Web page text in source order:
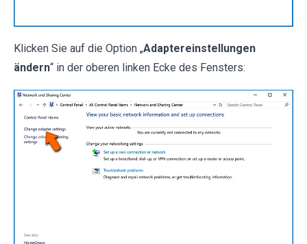
Klicken Sie auf die Option „Adaptereinstellungen
ändern“ in der oberen linken Ecke des Fensters: